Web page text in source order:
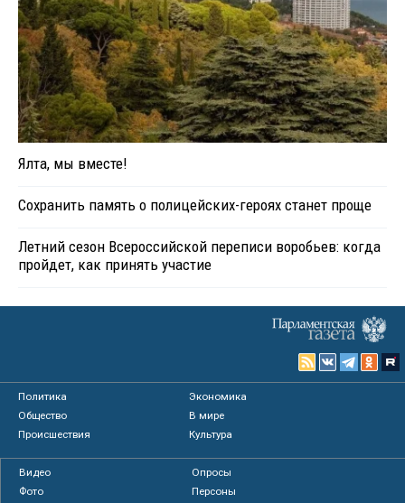
Ялта, мы вместе!
Сохранить память о полицейских-героях станет проще
Летний сезон Всероссийской переписи воробьев: когда
пройдет, как принять участие
Политика
Экономика
Общество
В мире
Происшествия
Культура
Видео
Опросы
Фото
Персоны